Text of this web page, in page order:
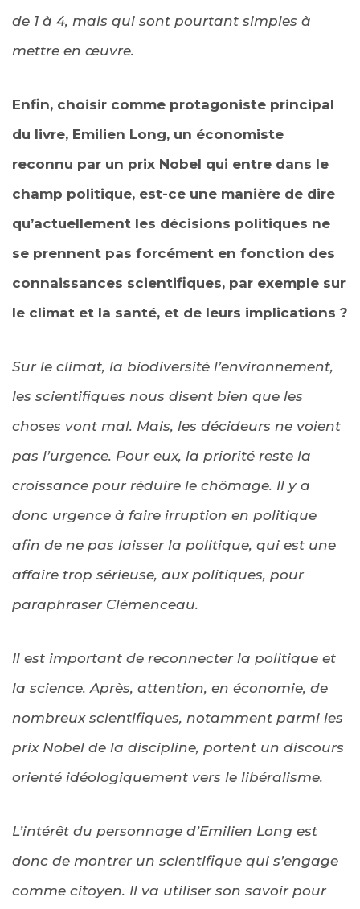
de 1 à 4, mais qui sont pourtant simples à
mettre en œuvre.
Enfin, choisir comme protagoniste principal
du livre, Emilien Long, un économiste
reconnu par un prix Nobel qui entre dans le
champ politique, est-ce une manière de dire
qu’actuellement les décisions politiques ne
se prennent pas forcément en fonction des
connaissances scientifiques, par exemple sur
le climat et la santé, et de leurs implications ?
Sur le climat, la biodiversité l’environnement,
les scientifiques nous disent bien que les
choses vont mal. Mais, les décideurs ne voient
pas l’urgence. Pour eux, la priorité reste la
croissance pour réduire le chômage. Il y a
donc urgence à faire irruption en politique
afin de ne pas laisser la politique, qui est une
affaire trop sérieuse, aux politiques, pour
paraphraser Clémenceau.
Il est important de reconnecter la politique et
la science. Après, attention, en économie, de
nombreux scientifiques, notamment parmi les
prix Nobel de la discipline, portent un discours
orienté idéologiquement vers le libéralisme.
L’intérêt du personnage d’Emilien Long est
donc de montrer un scientifique qui s’engage
comme citoyen. Il va utiliser son savoir pour